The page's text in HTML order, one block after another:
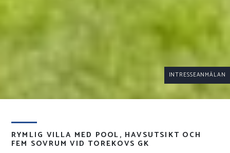
INTRESSEANMÄLAN
RYMLIG VILLA MED POOL, HAVSUTSIKT OCH
FEM SOVRUM VID TOREKOVS GK